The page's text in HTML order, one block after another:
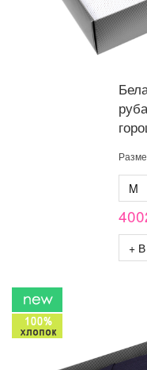
M
+